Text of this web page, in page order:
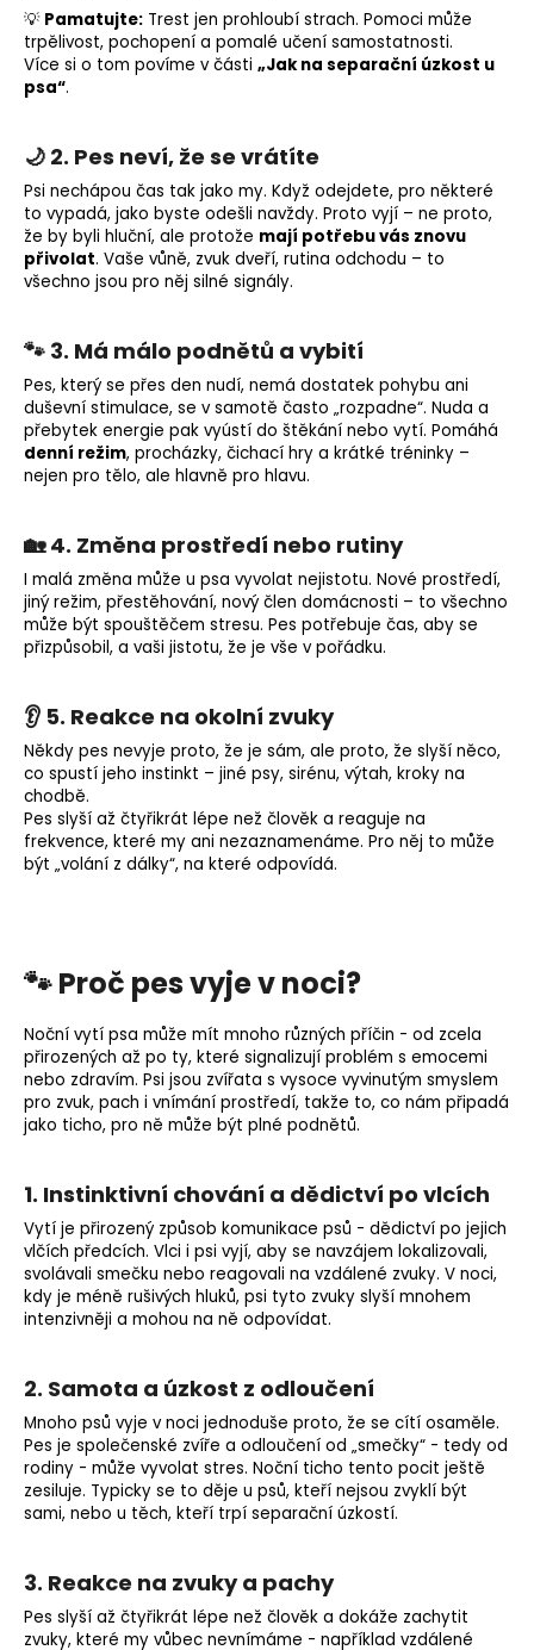
💡 Pamatujte: Trest jen prohloubí strach. Pomoci může
trpělivost, pochopení a pomalé učení samostatnosti.
Více si o tom povíme v části „Jak na separační úzkost u
psa“.
🌙 2. Pes neví, že se vrátíte
Psi nechápou čas tak jako my. Když odejdete, pro některé
to vypadá, jako byste odešli navždy. Proto vyjí – ne proto,
že by byli hluční, ale protože mají potřebu vás znovu
přivolat. Vaše vůně, zvuk dveří, rutina odchodu – to
všechno jsou pro něj silné signály.
🐾 3. Má málo podnětů a vybití
Pes, který se přes den nudí, nemá dostatek pohybu ani
duševní stimulace, se v samotě často „rozpadne“. Nuda a
přebytek energie pak vyústí do štěkání nebo vytí. Pomáhá
denní režim, procházky, čichací hry a krátké tréninky –
nejen pro tělo, ale hlavně pro hlavu.
🏡 4. Změna prostředí nebo rutiny
I malá změna může u psa vyvolat nejistotu. Nové prostředí,
jiný režim, přestěhování, nový člen domácnosti – to všechno
může být spouštěčem stresu. Pes potřebuje čas, aby se
přizpůsobil, a vaši jistotu, že je vše v pořádku.
👂 5. Reakce na okolní zvuky
Někdy pes nevyje proto, že je sám, ale proto, že slyší něco,
co spustí jeho instinkt – jiné psy, sirénu, výtah, kroky na
chodbě.
Pes slyší až čtyřikrát lépe než člověk a reaguje na
frekvence, které my ani nezaznamenáme. Pro něj to může
být „volání z dálky“, na které odpovídá.
🐾 Proč pes vyje v noci?
Noční vytí psa může mít mnoho různých příčin - od zcela
přirozených až po ty, které signalizují problém s emocemi
nebo zdravím. Psi jsou zvířata s vysoce vyvinutým smyslem
pro zvuk, pach i vnímání prostředí, takže to, co nám připadá
jako ticho, pro ně může být plné podnětů.
1. Instinktivní chování a dědictví po vlcích
Vytí je přirozený způsob komunikace psů - dědictví po jejich
vlčích předcích. Vlci i psi vyjí, aby se navzájem lokalizovali,
svolávali smečku nebo reagovali na vzdálené zvuky. V noci,
kdy je méně rušivých hluků, psi tyto zvuky slyší mnohem
intenzivněji a mohou na ně odpovídat.
2. Samota a úzkost z odloučení
Mnoho psů vyje v noci jednoduše proto, že se cítí osaměle.
Pes je společenské zvíře a odloučení od „smečky“ - tedy od
rodiny - může vyvolat stres. Noční ticho tento pocit ještě
zesiluje. Typicky se to děje u psů, kteří nejsou zvyklí být
sami, nebo u těch, kteří trpí separační úzkostí.
3. Reakce na zvuky a pachy
Pes slyší až čtyřikrát lépe než člověk a dokáže zachytit
zvuky, které my vůbec nevnímáme - například vzdálené